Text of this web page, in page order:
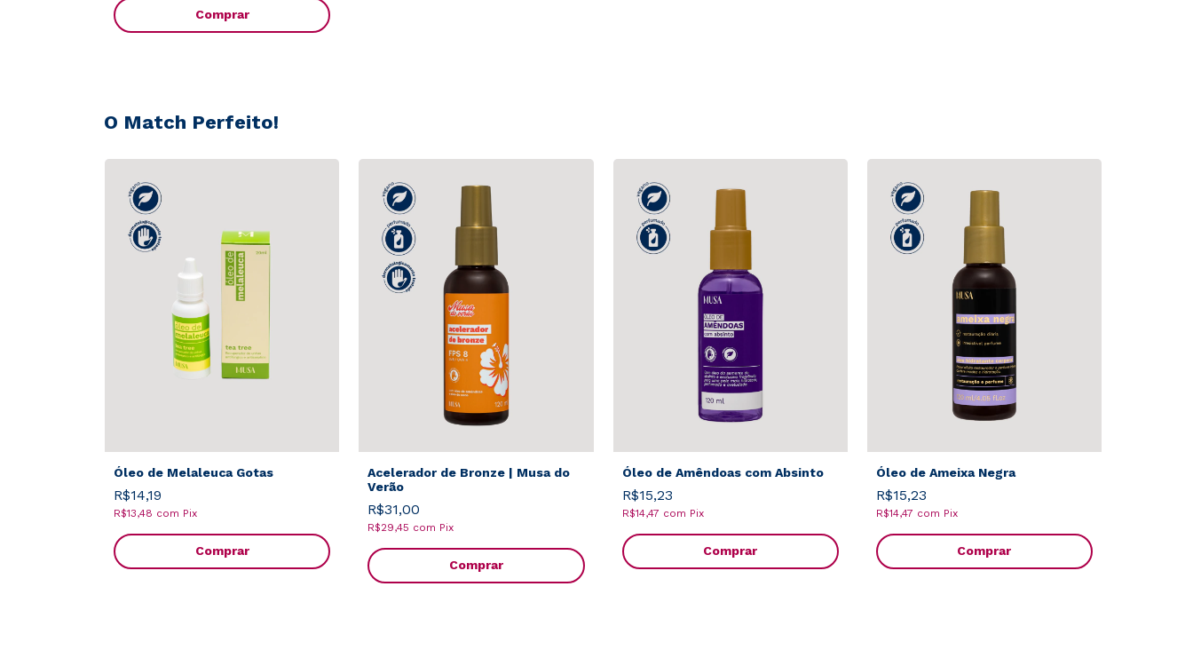
Comprar
O Match Perfeito!
Óleo de Melaleuca Gotas
R$14,19
R$13,48 com Pix
Comprar
Acelerador de Bronze | Musa do
Verão
R$31,00
R$29,45 com Pix
Comprar
Óleo de Amêndoas com Absinto
R$15,23
R$14,47 com Pix
Comprar
Óleo de Ameixa Negra
R$15,23
R$14,47 com Pix
Comprar